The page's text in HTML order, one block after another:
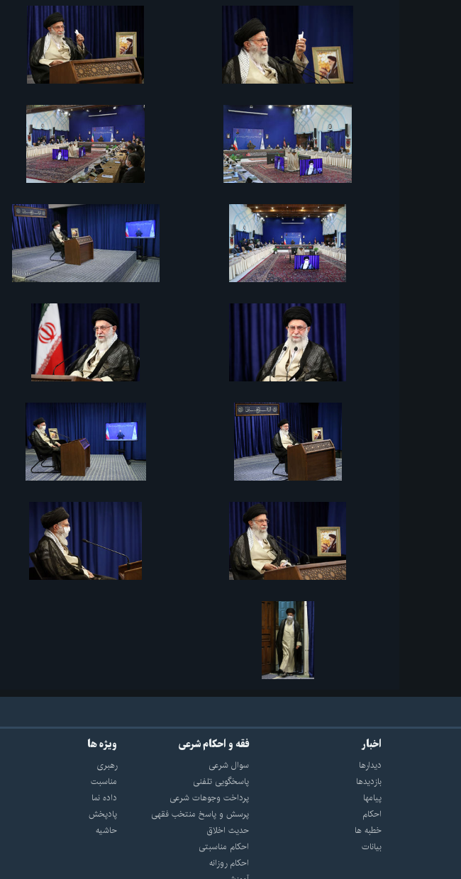
اخبار
دیدارها
بازديدها
پيامها
احكام
خطبه ها
بیانات
فقه و احکام شرعی
سوال شرعی
پاسخگویی تلفنی
پرداخت وجوهات شرعی
پرسش و پاسخ منتخب فقهی
حدیث اخلاق
احکام مناسبتی
احکام روزانه
ویژه ها
رهبری
مناسبت
داده نما
پادپخش
حاشیه